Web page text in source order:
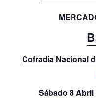
Cofradía Nacional
Sábado 8 Abril